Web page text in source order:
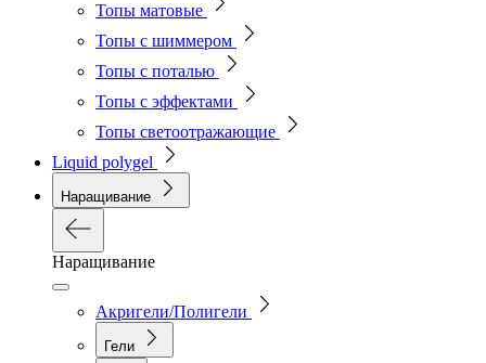
Топы матовые
Топы с шиммером
Топы с поталью
Топы с эффектами
Топы светоотражающие
Liquid polygel
Наращивание
Наращивание
Акригели/Полигели
Гели